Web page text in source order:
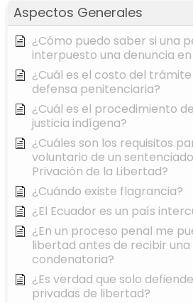
Aspectos Generales
¿Cómo puedo saber si una
interpuesto una denuncia
¿Cuál es el costo del
defensa penitenciaria?
¿Cuál es el procedimiento
justicia indígena?
¿Cuáles son los requisitos
voluntario de un
Privación de la Libertad?
¿Cuándo existe flagrancia?
¿El Ecuador es un país
¿En un proceso penal me
libertad antes de recibir
condenatoria?
¿Es verdad que solo
privadas de libertad?